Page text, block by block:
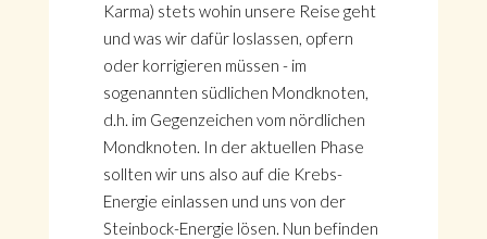
Karma) stets wohin unsere Reise geht
und was wir dafür loslassen, opfern
oder korrigieren müssen - im
sogenannten südlichen Mondknoten,
d.h. im Gegenzeichen vom nördlichen
Mondknoten. In der aktuellen Phase
sollten wir uns also auf die Krebs-
Energie einlassen und uns von der
Steinbock-Energie lösen. Nun befinden